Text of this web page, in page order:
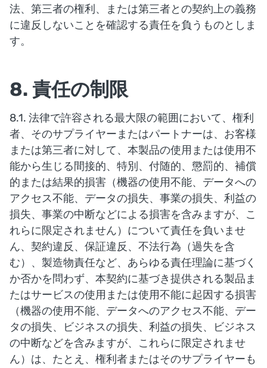
法、第三者の権利、または第三者との契約上の義務
に違反しないことを確認する責任を負うものとしま
す。
8. 責任の制限
8.1. 法律で許容される最大限の範囲において、権利
者、そのサプライヤーまたはパートナーは、お客様
または第三者に対して、本製品の使用または使用不
能から生じる間接的、特別、付随的、懲罰的、補償
的または結果的損害（機器の使用不能、データへの
アクセス不能、データの損失、事業の損失、利益の
損失、事業の中断などによる損害を含みますが、こ
れらに限定されません）について責任を負いませ
ん、契約違反、保証違反、不法行為（過失を含
む）、製造物責任など、あらゆる責任理論に基づく
か否かを問わず、本契約に基づき提供される製品ま
たはサービスの使用または使用不能に起因する損害
（機器の使用不能、データへのアクセス不能、デー
タの損失、ビジネスの損失、利益の損失、ビジネス
の中断などを含みますが、これらに限定されませ
ん）は、たとえ、権利者またはそのサプライヤーも